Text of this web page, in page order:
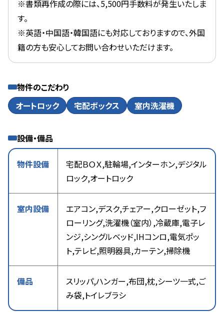
※書類再作成の際には、5,500円手数料が発生いたしま
す。
※英語・中国語・韓国語にも対応しておりますので、外国
籍の方も安心してお問い合わせいただけます。
物件のこだわり
オートロック
宅配ボックス 室内洗濯機
設備・備品
物件設備
宅配ＢＯＸ,駐輪場,インターホン,デジタル
ロック,オートロック
室内設備
エアコン,デスク,チェアー,クローゼット,フ
ローリング,洗濯機（室内）,冷蔵庫,電子レ
ンジ,シングルベッド,IHコンロ,電気ポッ
ト,テレビ,照明器具,カーテン,掃除機
備品
スリッパ,ハンガー,布団,枕,シーツ一式,ご
み袋,トイレブラシ